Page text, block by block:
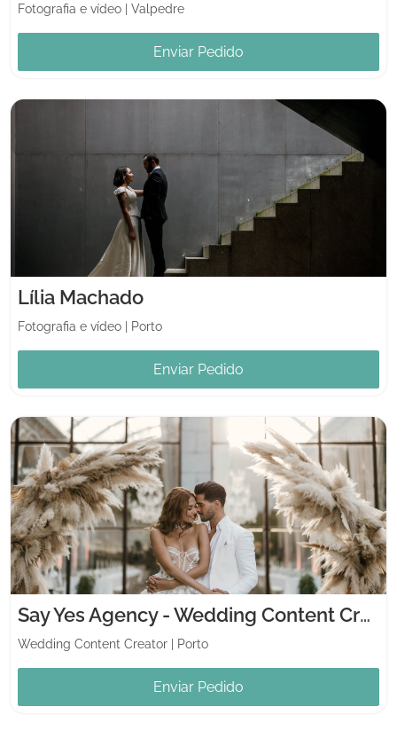
Fotografia e vídeo Valpedre
Enviar Pedido
Lília Machado
Fotografia e vídeo Porto
Enviar Pedido
Say Yes Agency - Wedding Content Creators
Wedding Content Creator Porto
Enviar Pedido